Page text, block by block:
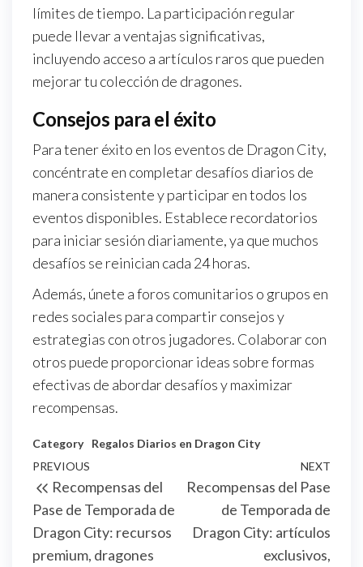
límites de tiempo. La participación regular
puede llevar a ventajas significativas,
incluyendo acceso a artículos raros que pueden
mejorar tu colección de dragones.
Consejos para el éxito
Para tener éxito en los eventos de Dragon City,
concéntrate en completar desafíos diarios de
manera consistente y participar en todos los
eventos disponibles. Establece recordatorios
para iniciar sesión diariamente, ya que muchos
desafíos se reinician cada 24 horas.
Además, únete a foros comunitarios o grupos en
redes sociales para compartir consejos y
estrategias con otros jugadores. Colaborar con
otros puede proporcionar ideas sobre formas
efectivas de abordar desafíos y maximizar
recompensas.
Category Regalos Diarios en Dragon City
Post
navigation
Previous
Post
PREVIOUS
Recompensas del
Pase de Temporada de
Dragon City: recursos
premium, dragones
NEXT
Recompensas del Pase
de Temporada de
Dragon City: artículos
exclusivos,